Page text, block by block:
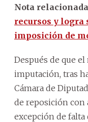
Nota
recursos y logra
imposición de
Después de que
imputación, tras
Cámara de
de reposición con
excepción de